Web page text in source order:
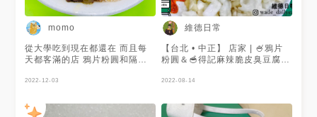
momo
從大學吃到現在都還在 而且每
天都客滿的店 鴉片粉圓和隔壁
起來生意超好的店面 全部都客
價5元 現在是一碗55元
2022-12-03
維德日常
【台北 • 中正】 店家 | 🍧鴉片
粉圓＆🥣得記麻辣脆皮臭豆腐
福路四段52巷16弄4號 電話 |
☎️(02)23649616 🌕🌕🌕🌕🌑 1️⃣
2022-08-14